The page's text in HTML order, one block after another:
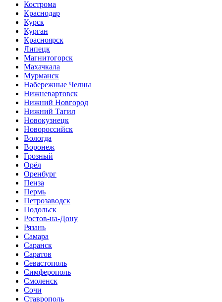
Кострома
Краснодар
Курск
Курган
Красноярск
Липецк
Магнитогорск
Махачкала
Мурманск
Набережные Челны
Нижневартовск
Нижний Новгород
Нижний Тагил
Новокузнецк
Новороссийск
Вологда
Воронеж
Грозный
Орёл
Оренбург
Пенза
Пермь
Петрозаводск
Подольск
Ростов-на-Дону
Рязань
Самара
Саранск
Саратов
Севастополь
Симферополь
Смоленск
Сочи
Ставрополь